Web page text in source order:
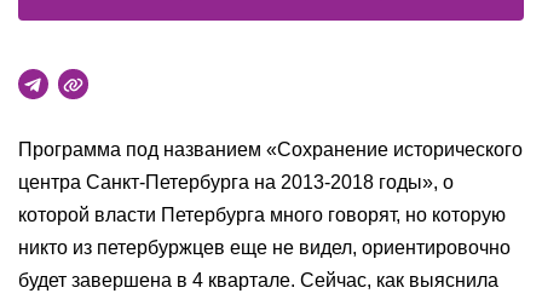
Программа под названием «Сохранение исторического
центра Санкт-Петербурга на 2013-2018 годы», о
которой власти Петербурга много говорят, но которую
никто из петербуржцев еще не видел, ориентировочно
будет завершена в 4 квартале. Сейчас, как выяснила